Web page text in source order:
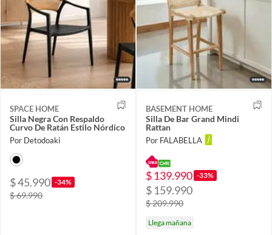
SPACE HOME
Silla Negra Con Respaldo
Curvo De Ratán Estilo Nórdico
Por Detodoaki
$ 45.990 -34%
$ 69.990
BASEMENT HOME
Silla De Bar Grand Mindi
Rattan
Por FALABELLA
$ 139.990 -33%
$ 159.990
$ 209.990
Llega mañana